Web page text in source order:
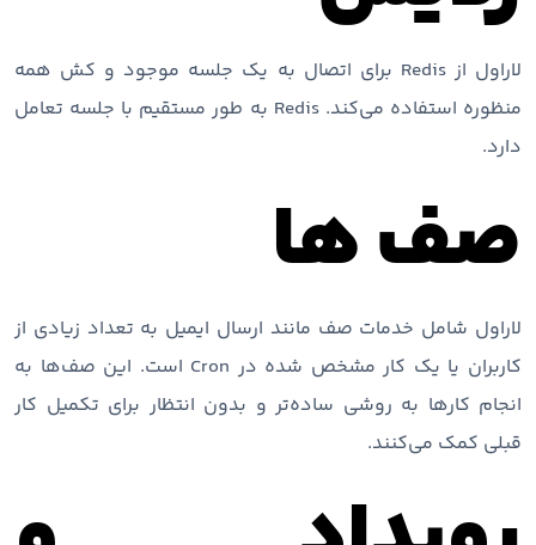
لاراول از Redis برای اتصال به یک جلسه موجود و کش همه
منظوره استفاده می‌کند. Redis به طور مستقیم با جلسه تعامل
دارد.
صف ها
لاراول شامل خدمات صف مانند ارسال ایمیل به تعداد زیادی از
کاربران یا یک کار مشخص شده در Cron است. این صف‌ها به
انجام کارها به روشی ساده‌‌تر و بدون انتظار برای تکمیل کار
قبلی کمک می‌کنند.